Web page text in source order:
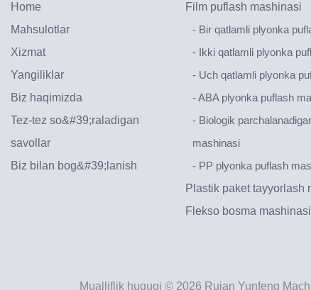
Home
Mahsulotlar
Xizmat
Yangiliklar
Biz haqimizda
Tez-tez so&#39;raladigan
savollar
Biz bilan bog&#39;lanish
Film puflash mashinasi
- Bir qatlamli plyonka
- Ikki qatlamli plyonka
- Uch qatlamli plyonka
- ABA plyonka puflash
- Biologik
mashinasi
- PP plyonka puflash
Plastik paket tayyorlash
Flekso bosma mashinasi
Mualliflik huquqi © 2026 Ruian Yunfeng